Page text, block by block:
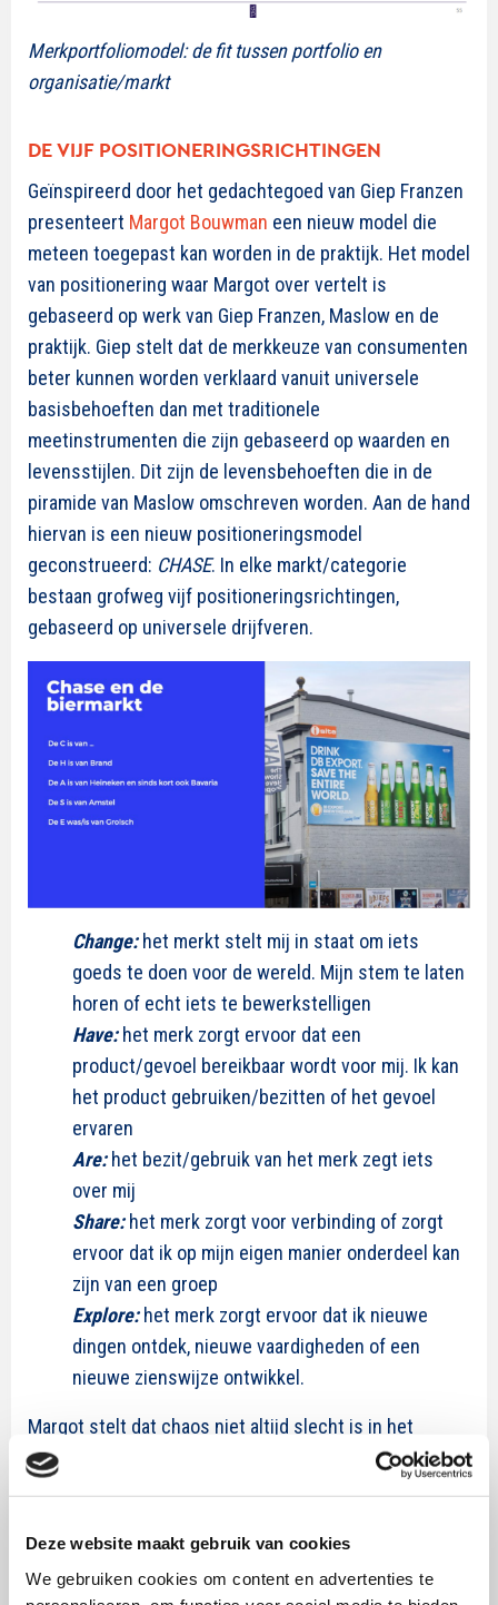
Deze website maakt gebruik van cookies
We gebruiken cookies om content en advertenties te
Merkportfoliomodel: de fit tussen portfolio en
organisatie/markt
DE VIJF POSITIONERINGSRICHTINGEN
Geïnspireerd door het gedachtegoed van Giep Franzen
presenteert Margot Bouwman een nieuw model die
meteen toegepast kan worden in de praktijk. Het model
van positionering waar Margot over vertelt is
gebaseerd op werk van Giep Franzen, Maslow en de
praktijk. Giep stelt dat de merkkeuze van consumenten
beter kunnen worden verklaard vanuit universele
basisbehoeften dan met traditionele
meetinstrumenten die zijn gebaseerd op waarden en
levensstijlen. Dit zijn de levensbehoeften die in de
piramide van Maslow omschreven worden. Aan de hand
hiervan is een nieuw positioneringsmodel
geconstrueerd: CHASE. In elke markt/categorie
bestaan grofweg vijf positioneringsrichtingen,
gebaseerd op universele drijfveren.
Change:het merkt stelt mij in staat om iets
goeds te doen voor de wereld. Mijn stem te laten
horen of echt iets te bewerkstelligen
Have:het merk zorgt ervoor dat een
product/gevoel bereikbaar wordt voor mij. Ik kan
het product gebruiken/bezitten of het gevoel
ervaren
Are:het bezit/gebruik van het merk zegt iets
over mij
Share:het merk zorgt voor verbinding of zorgt
ervoor dat ik op mijn eigen manier onderdeel kan
zijn van een groep
Explore:het merk zorgt ervoor dat ik nieuwe
dingen ontdek, nieuwe vaardigheden of een
nieuwe zienswijze ontwikkel.
Margot stelt dat chaos niet altijd slecht is in het
proces naar nieuwe bevindingen. Dit kan ook leiden tot
hopelijk nuttig zijn in de praktijk.